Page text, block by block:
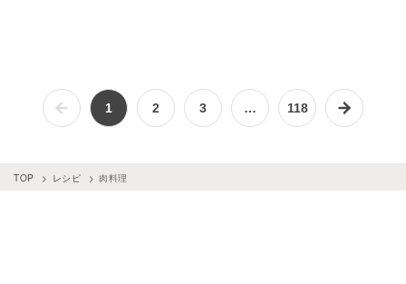
1 2 3 … 118
TOP レシピ 肉料理